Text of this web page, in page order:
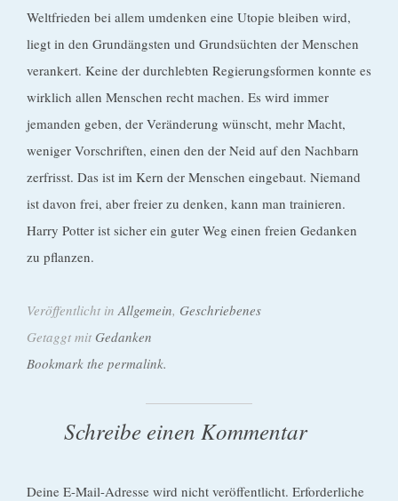
Weltfrieden bei allem umdenken eine Utopie bleiben wird,
liegt in den Grundängsten und Grundsüchten der Menschen
verankert. Keine der durchlebten Regierungsformen konnte es
wirklich allen Menschen recht machen. Es wird immer
jemanden geben, der Veränderung wünscht, mehr Macht,
weniger Vorschriften, einen den der Neid auf den Nachbarn
zerfrisst. Das ist im Kern der Menschen eingebaut. Niemand
ist davon frei, aber freier zu denken, kann man trainieren.
Harry Potter ist sicher ein guter Weg einen freien Gedanken
zu pflanzen.
Veröffentlicht inAllgemein, Geschriebenes
Getaggt mit Gedanken
Bookmark the permalink.
Schreibe einen Kommentar
Deine E-Mail-Adresse wird nicht veröffentlicht. Erforderliche